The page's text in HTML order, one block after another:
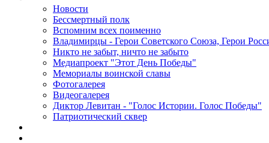
Новости
Бессмертный полк
Вспомним всех поименно
Владимирцы - Герои Советского Союза, Герои
Никто не забыт, ничто не забыто
Медиапроект "Этот День Победы"
Мемориалы воинской славы
Фотогалерея
Видеогалерея
Диктор Левитан - "Голос Истории. Голос Победы"
Патриотический сквер